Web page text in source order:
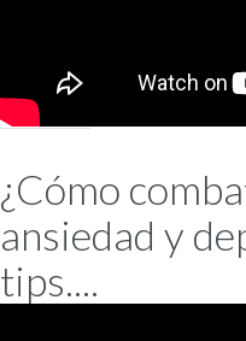
¿Cómo
ansiedad y
tips....